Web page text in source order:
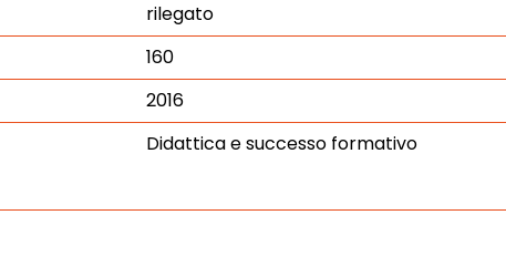
rilegato
160
2016
Didattica e successo formativo